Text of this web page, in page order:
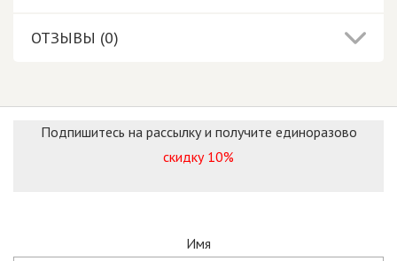
ОТЗЫВЫ (0)
Подпишитесь на рассылку и получите единоразово
скидку 10%
Имя